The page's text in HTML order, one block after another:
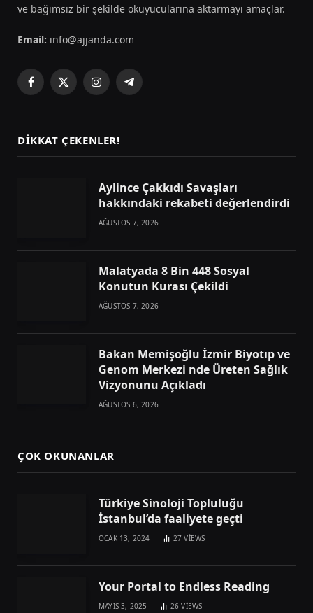
ve bağımsız bir şekilde okuyucularına aktarmayı amaçlar.
Email: info@ajjanda.com
Facebook
X
InstagramTelegram
DIKKAT ÇEKENLER!
Aylince Çakkıdı Savaşları
hakkındaki rekabeti değerlendirdi
AĞUSTOS 7, 2026
Malatyada 8 Bin 448 Sosyal
Konutun Kurası Çekildi
AĞUSTOS 7, 2026
Bakan Memişoğlu İzmir Biyotıp ve
Genom Merkezi nde Üreten Sağlık
Vizyonunu Açıkladı
AĞUSTOS 6, 2026
ÇOK OKUNANLAR
Türkiye Sinoloji Topluluğu
İstanbul’da faaliyete geçti
OCAK 13, 2024 27VIEWS
Your Portal to Endless Reading
MAYIS 3, 2025 26VIEWS